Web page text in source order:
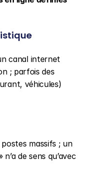
canal internet
; parfois des
véhicules)
massifs ; un
de sens qu’avec